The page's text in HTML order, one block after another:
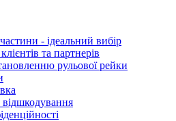
- ідеальний вибір
та партнерів
рульової рейки